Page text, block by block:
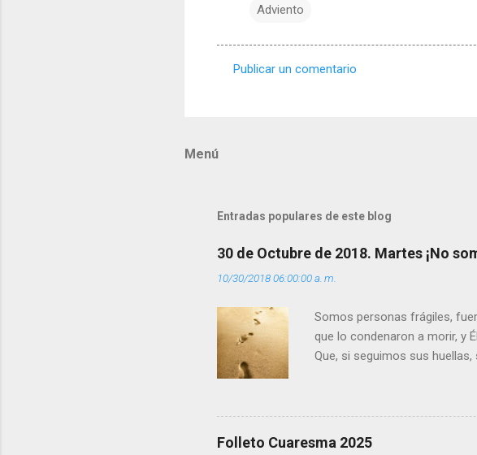
Adviento
a
Publicar un comentario
Menú
Entradas populares de este blog
30 de Octubre de 2018. Martes ¡No
10/30/2018 06:00:00 a. m.
Somos personas frágiles,
que lo condenaron a morir, y
Que, si seguimos sus
que los demás se sientan
pero tú me das la savia para
”. - ¿Te sientes super
Folleto Cuaresma 2025